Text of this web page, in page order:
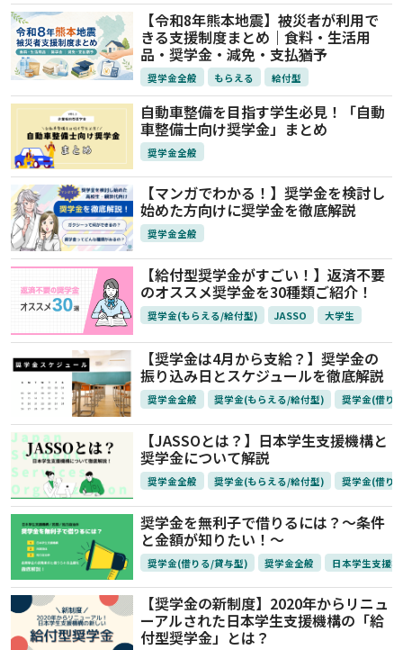
【令和8年熊本地震】被災者が利用で
きる支援制度まとめ｜食料・生活用
品・奨学金・減免・支払猶予
奨学金全般 もらえる 給付型
自動車整備を目指す学生必見！「自動
車整備士向け奨学金」まとめ
奨学金全般
【マンガでわかる！】奨学金を検討し
始めた方向けに奨学金を徹底解説
奨学金全般
【給付型奨学金がすごい！】返済不要
のオススメ奨学金を30種類ご紹介！
奨学金(もらえる/給付型) JASSO 大学生
【奨学金は4月から支給？】奨学金の
振り込み日とスケジュールを徹底解説
奨学金全般 奨学金(もらえる/給付型) 奨学金(借り
【JASSOとは？】日本学生支援機構と
奨学金について解説
奨学金全般 奨学金(もらえる/給付型) 奨学金(借り
奨学金を無利子で借りるには？～条件
と金額が知りたい！～
奨学金(借りる/貸与型) 奨学金全般 日本学生支援
【奨学金の新制度】2020年からリニュ
ーアルされた日本学生支援機構の「給
付型奨学金」とは？